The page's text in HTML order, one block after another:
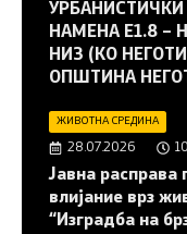
УРБАНИСТИЧКИ
НАМЕНА Е1.8 –
НИЗ (КО
ОПШТИНА
ЖИВОТНА СРЕДИНА
28.07.2026
Јавна расправа
влијание врз
“Изградба на